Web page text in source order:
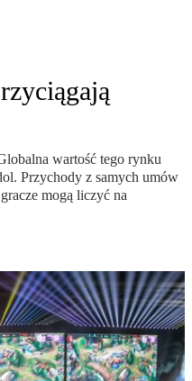
wartość tego rynku
Przychody z samych umów
mogą liczyć na